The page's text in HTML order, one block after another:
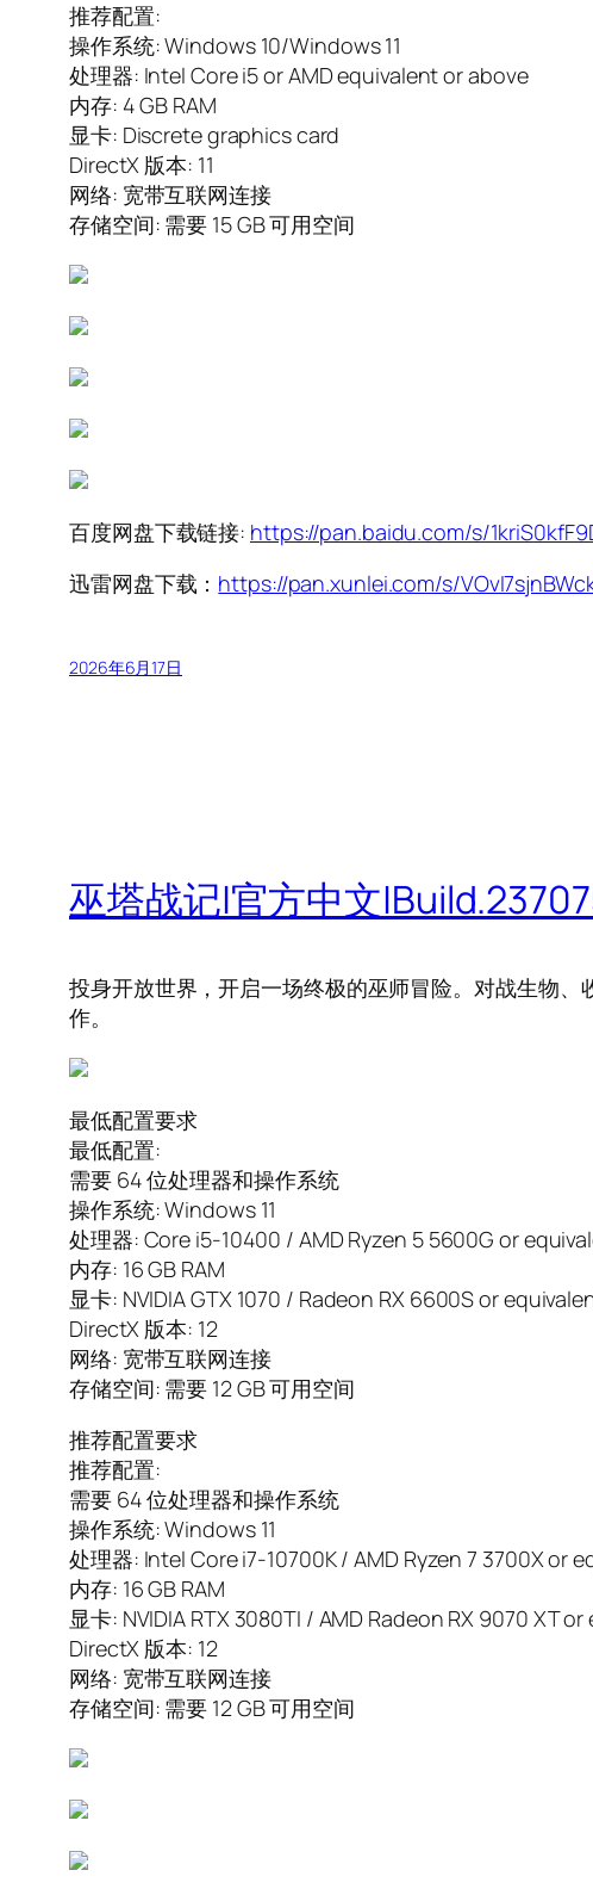
推荐配置:
操作系统: Windows 10/Windows 11
处理器: Intel Core i5 or AMD equivalent or above
内存: 4 GB RAM
显卡: Discrete graphics card
DirectX 版本: 11
网络: 宽带互联网连接
存储空间: 需要 15 GB 可用空间
百度网盘下载链接: https://pan.baidu.com/s/
迅雷网盘下载： https://pan.xunlei.com/s/
2026年6月17日
巫塔战记|官方中文
投身开放世界，开启一场终极的巫师冒险。对战生物
作。
最低配置要求
最低配置:
需要 64 位处理器和操作系统
操作系统: Windows 11
处理器: Core i5-10400 / AMD Ryzen 5 5600G or
内存: 16 GB RAM
显卡: NVIDIA GTX 1070 / Radeon RX 6600S or
DirectX 版本: 12
网络: 宽带互联网连接
存储空间: 需要 12 GB 可用空间
推荐配置要求
推荐配置:
需要 64 位处理器和操作系统
操作系统: Windows 11
处理器: Intel Core i7-10700K / AMD Ryzen 7 3700X or
内存: 16 GB RAM
显卡: NVIDIA RTX 3080TI / AMD Radeon RX 9070 XT
DirectX 版本: 12
网络: 宽带互联网连接
存储空间: 需要 12 GB 可用空间